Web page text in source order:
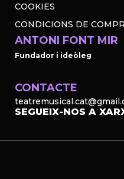
COOKIES
CONDICIONS DE
ANTONI FONT MIR
Fundador i ideòleg
CONTACTE
SEGUEIX-NOS A